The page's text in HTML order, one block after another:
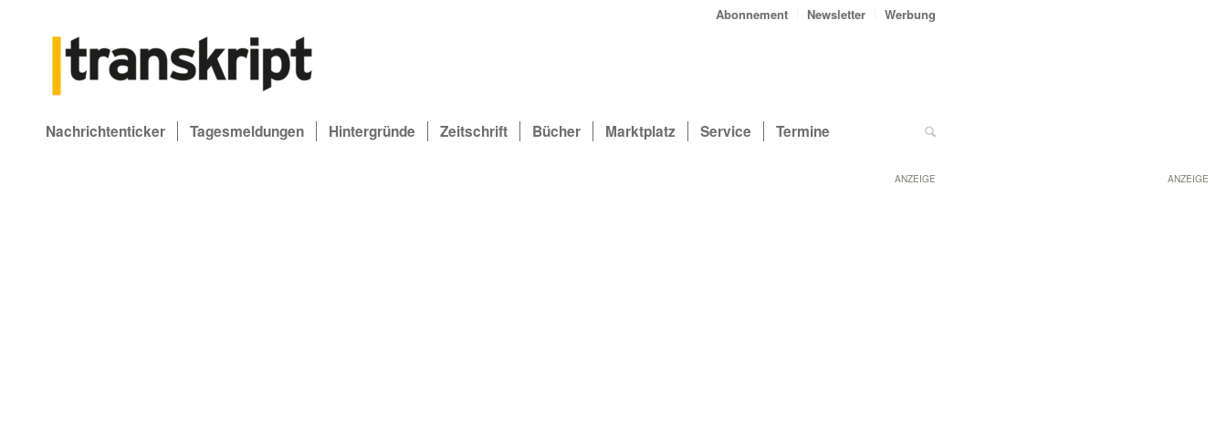
ANZEIGE
Abonnement Newsletter Werbung
Nachrichtenticker Tagesmeldungen Hintergründe Zeitschrift Bücher Marktplatz Service Termine
ANZEIGE